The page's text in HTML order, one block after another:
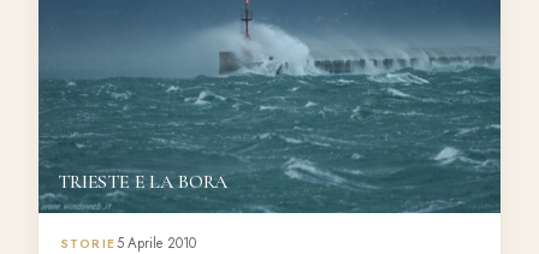
TRIESTE E LA BORA
STORIE5 Aprile 2010